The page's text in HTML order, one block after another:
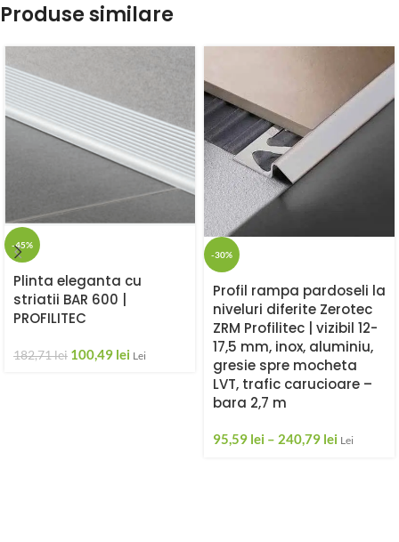
Produse similare
-45%
Plinta eleganta cu
striatii BAR 600 |
PROFILITEC
182,71lei 100,49 lei Lei
-30%
Profil rampa pardoseli la
niveluri diferite Zerotec
ZRM Profilitec | vizibil 12-
17,5 mm, inox, aluminiu,
gresie spre mocheta
LVT, trafic carucioare –
bara 2,7 m
95,59 lei – 240,79 lei Lei